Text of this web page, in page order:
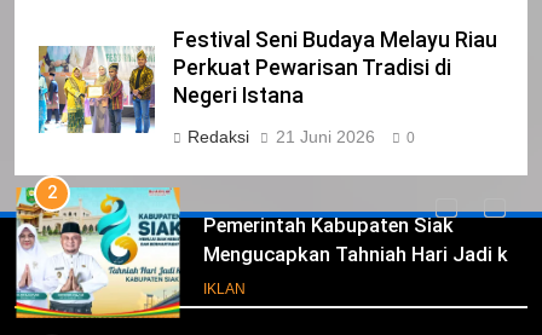
Festival Seni Budaya Melayu Riau
Perkuat Pewarisan Tradisi di
Negeri Istana
Redaksi 21 Juni 2026 0
Iklan
Pimpinan Beserta Anggota DPRD
Kabupaten Siak Mengucapkan
IKLAN
2
Pemerintah Kabupaten Siak
Mengucapkan Tahniah Hari Jadi ke-
26 Kabupaten Siak
IKLAN